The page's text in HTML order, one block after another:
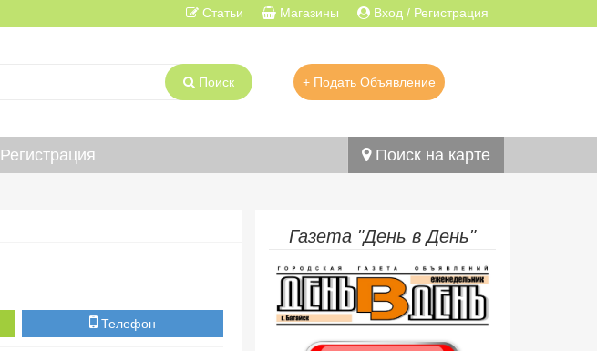
Вход / Регистрация
Магазины
Статьи
Поиск + Подать Объявление
Регистрация Поиск на карте
Телефон
Газета "День в День"